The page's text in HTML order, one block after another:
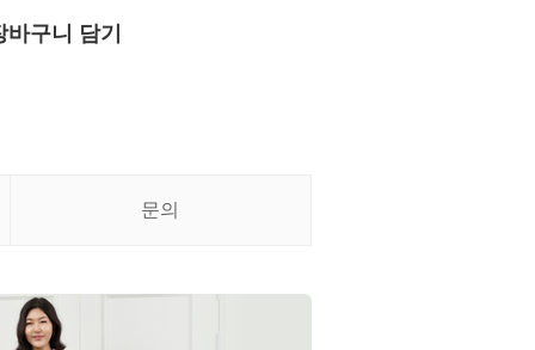
바구니 담기
문의